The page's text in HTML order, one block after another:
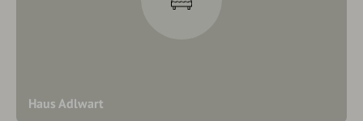
Haus Adlwart